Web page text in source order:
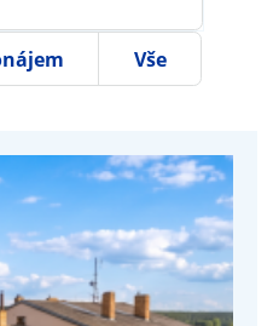
Vše